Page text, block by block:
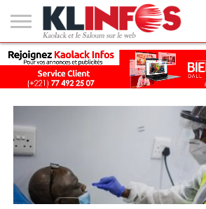
#2
(PAS
DE
TITRE)
KAOLACK
POLITIQUE
ECONOMIE
SOCIÉTÉ
CULTURE
PEOPLE
SPORT
SANTÉ
AFRIQUE
INTERNATIONAL
EMPLOI &
FORMATION